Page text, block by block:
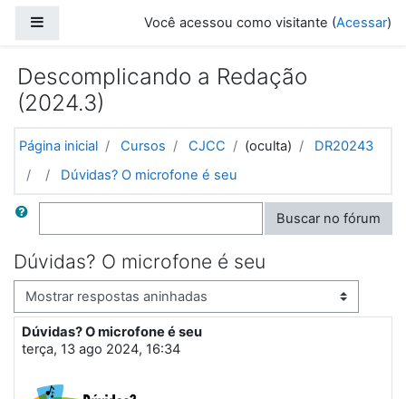
Você acessou como visitante (Acessar)
Descomplicando a Redação
(2024.3)
Página inicial Cursos CJCC (oculta)
DR20243
Dúvidas? O microfone é seu
Buscar Buscar no fórum
Dúvidas? O microfone é seu
Modo de visualização
Dúvidas? O microfone é seu
terça, 13 ago 2024, 16:34
Número de respostas: 2